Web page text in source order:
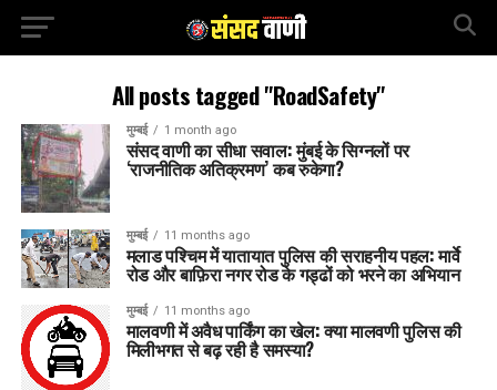
All posts tagged "RoadSafety"
मुम्बई 1 month ago
संसद वाणी का सीधा सवाल: मुंबई के सिग्नलों पर
‘राजनीतिक अतिक्रमण’ कब रुकेगा?
मुम्बई 11 months ago
मलाड पश्चिम में यातायात पुलिस की सराहनीय पहल: मार्वे
रोड और बाफ़िरा नगर रोड के गड्ढों को भरने का अभियान
मुम्बई 11 months ago
मालवणी में अवैध पार्किंग का खेल: क्या मालवणी पुलिस की
मिलीभगत से बढ़ रही है समस्या?